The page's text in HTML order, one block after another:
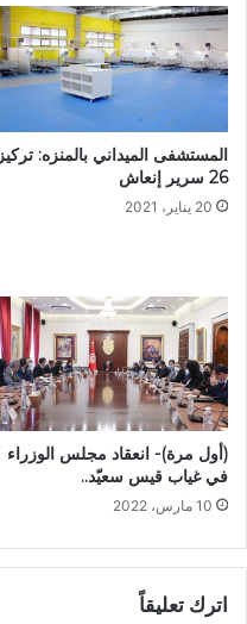
المستشفى الميداني بالمنزه: تركيز
26 سرير إنعاش
20 يناير، 2021
(أول مرة)- انعقاد مجلس الوزراء
في غياب قيس سعيّد..
10 مارس، 2022
اترك تعليقاً